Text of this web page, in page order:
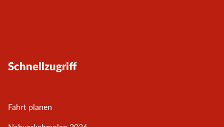
Schnellzugriff
Fahrt planen